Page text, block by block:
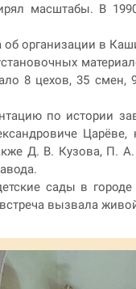
масштабы. В
организации в
8 цехов, 35
по истории
Д. В. Кузова, П.
сады в
вызвала